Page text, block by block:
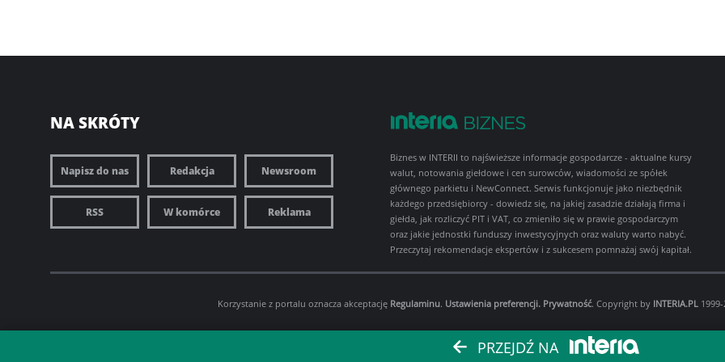
NA SKRÓTY
Napisz do nas Redakcja Newsroom
RSS W komórce Reklama
Biznes w INTERII to najświeższe informacje gospodarcze - aktualne kursy
walut, notowania giełdowe i cen surowców, wiadomości ze spółek
głównego parkietu i NewConnect. Serwis funkcjonuje jako niezbędnik
każdego przedsiębiorcy - dowiedz się, na jakiej zasadzie działają firma i
giełda, jak rozliczyć PIT i VAT, co zmieniło się w prawie gospodarczym
oraz jakie jednostki funduszy inwestycyjnych oraz waluty warto nabyć.
Przeczytaj rekomendacje ekspertów i z sukcesem pomnażaj swój kapitał.
Korzystanie z portalu oznacza akceptację Regulaminu. Ustawienia preferencji. Prywatność. Copyright by INTERIA.PL
PRZEJDŹ NA